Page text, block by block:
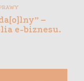
–
e-biznesu.